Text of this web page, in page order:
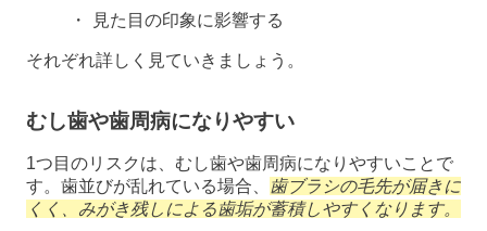
見た目の印象に影響する
それぞれ詳しく見ていきましょう。
むし歯や歯周病になりやすい
1つ目のリスクは、むし歯や歯周病になりやすいことで
す。歯並びが乱れている場合、
歯ブラシの毛先が届きに
くく、みがき残しによる歯垢が蓄積しやすくなります。